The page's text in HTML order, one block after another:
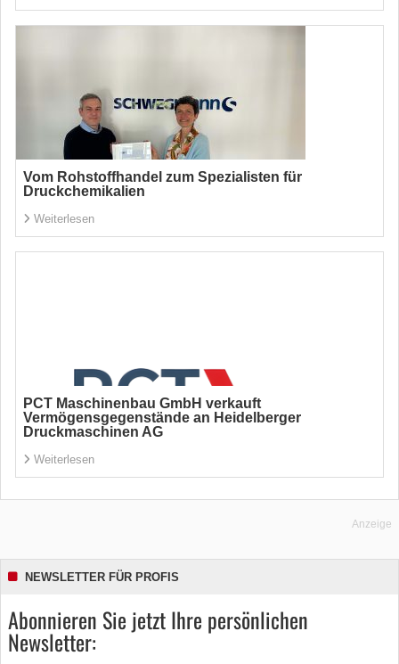
Vom Rohstoffhandel zum Spezialisten für
Druckchemikalien
Weiterlesen
PCT Maschinenbau GmbH verkauft
Vermögensgegenstände an Heidelberger
Druckmaschinen AG
Weiterlesen
Anzeige
NEWSLETTER FÜR PROFIS
Abonnieren Sie jetzt Ihre persönlichen
Newsletter: